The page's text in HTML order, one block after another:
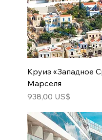
Круиз «Западное
Марселя
Цена
938,00 US$